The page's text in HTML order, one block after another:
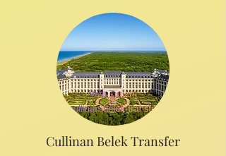
Cullinan Belek Transfer